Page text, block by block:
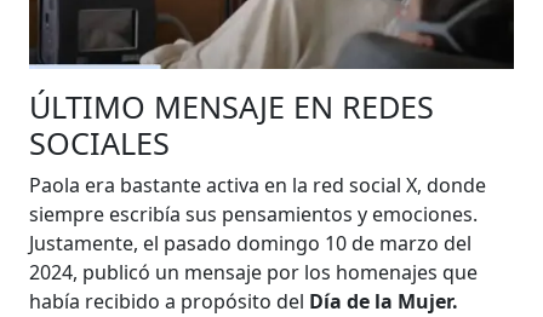
ÚLTIMO MENSAJE EN REDES
SOCIALES
Paola era bastante activa en la red social X, donde
siempre escribía sus pensamientos y emociones.
Justamente, el pasado domingo 10 de marzo del
2024, publicó un mensaje por los homenajes que
había recibido a propósito del Día de la Mujer.